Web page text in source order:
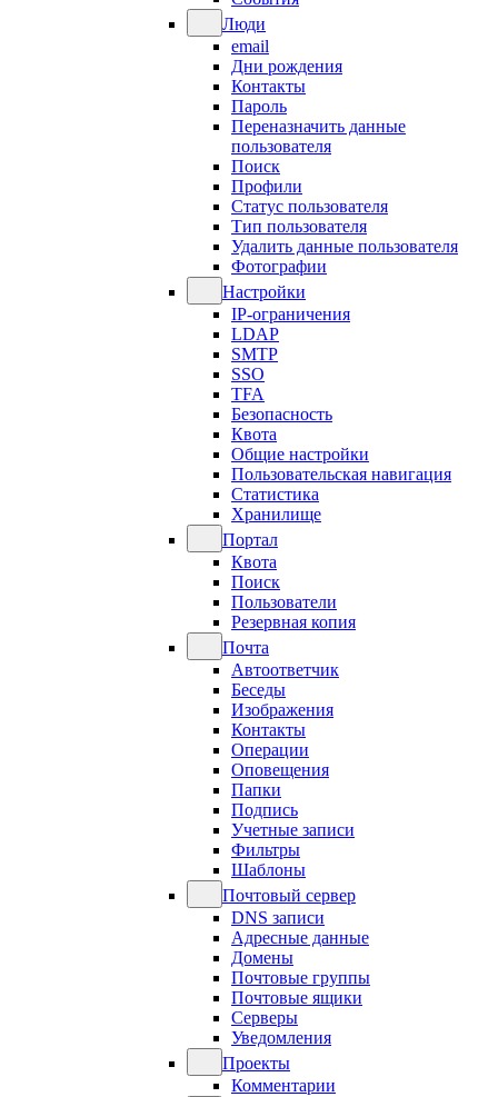
Люди
email
Дни рождения
Контакты
Пароль
Переназначить данные
пользователя
Поиск
Профили
Статус пользователя
Тип пользователя
Удалить данные пользователя
Фотографии
Настройки
IP-ограничения
LDAP
SMTP
SSO
TFA
Безопасность
Квота
Общие настройки
Пользовательская навигация
Статистика
Хранилище
Портал
Квота
Поиск
Пользователи
Резервная копия
Почта
Автоответчик
Беседы
Изображения
Контакты
Операции
Оповещения
Папки
Подпись
Учетные записи
Фильтры
Шаблоны
Почтовый сервер
DNS записи
Адресные данные
Домены
Почтовые группы
Почтовые ящики
Серверы
Уведомления
Проекты
Комментарии